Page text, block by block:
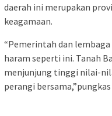
daerah ini merupakan
keagamaan.
“Pemerintah dan
haram seperti ini. Tanah
menjunjung tinggi nilai-
perangi bersama,”pungkas